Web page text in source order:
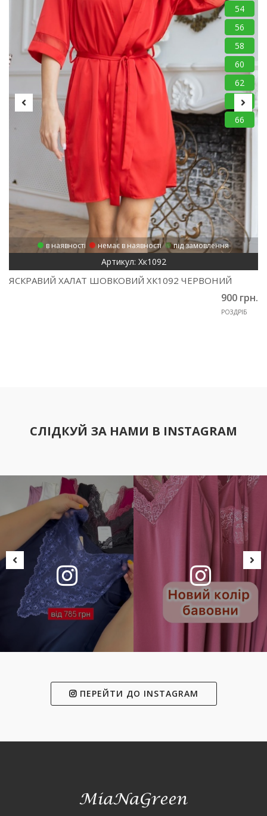
54
56
58
60
62
64
66
в наявності немає в наявності під замовлення
Артикул: Хк1092
ЯСКРАВИЙ ХАЛАТ ШОВКОВИЙ ХК1092 ЧЕРВОНИЙ
900 грн.
РОЗДРІБ
СЛІДКУЙ ЗА НАМИ В INSTAGRAM
ПЕРЕЙТИ ДО INSTAGRAM